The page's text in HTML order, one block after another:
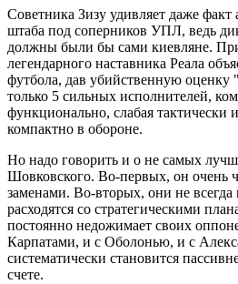
Советника Зизу удивляет даже факт
штаба под соперников УПЛ, ведь
должны были бы сами киевляне.
легендарного наставника Реала
футбола, дав убийственную оценку
только 5 сильных исполнителей,
функционально, слабая тактически
компактно в обороне.
Но надо говорить и о не самых
Шовковского. Во-первых, он очень
заменами. Во-вторых, они не всегда
расходятся со стратегическими
постоянно недожимает своих
Карпатами, и с Оболонью, и с
систематически становится
счете.